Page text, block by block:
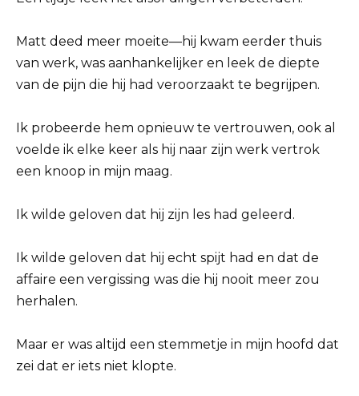
Matt deed meer moeite—hij kwam eerder thuis
van werk, was aanhankelijker en leek de diepte
van de pijn die hij had veroorzaakt te begrijpen.
Ik probeerde hem opnieuw te vertrouwen, ook al
voelde ik elke keer als hij naar zijn werk vertrok
een knoop in mijn maag.
Ik wilde geloven dat hij zijn les had geleerd.
Ik wilde geloven dat hij echt spijt had en dat de
affaire een vergissing was die hij nooit meer zou
herhalen.
Maar er was altijd een stemmetje in mijn hoofd dat
zei dat er iets niet klopte.